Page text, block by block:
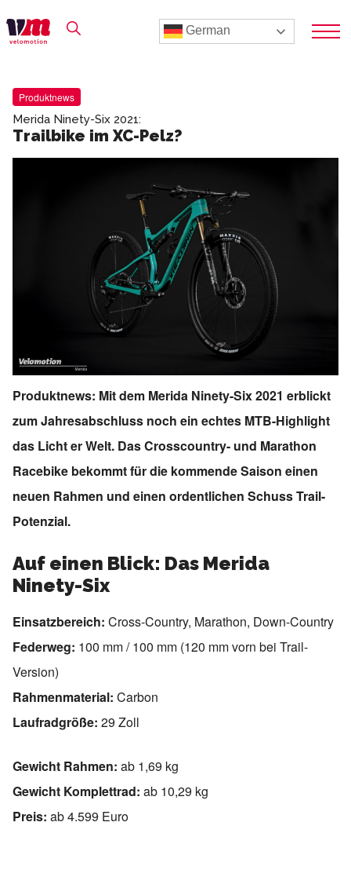
German
Produktnews
Merida Ninety-Six 2021:
Trailbike im XC-Pelz?
Produktnews: Mit dem Merida Ninety-Six 2021 erblickt
zum Jahresabschluss noch ein echtes MTB-Highlight
das Licht er Welt. Das Crosscountry- und Marathon
Racebike bekommt für die kommende Saison einen
neuen Rahmen und einen ordentlichen Schuss Trail-
Potenzial.
Auf einen Blick: Das Merida
Ninety-Six
Einsatzbereich: Cross-Country, Marathon, Down-Country
Federweg: 100 mm / 100 mm (120 mm vorn bei Trail-
Version)
Rahmenmaterial: Carbon
Laufradgröße: 29 Zoll
Gewicht Rahmen: ab 1,69 kg
Gewicht Komplettrad: ab 10,29 kg
Preis: ab 4.599 Euro